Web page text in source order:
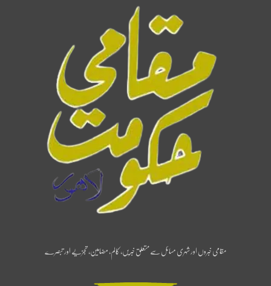
مقامی خبروں اور شہری مسائل سے متعلق خبریں، کالم، مضامین، تجزیے اور تبصرے